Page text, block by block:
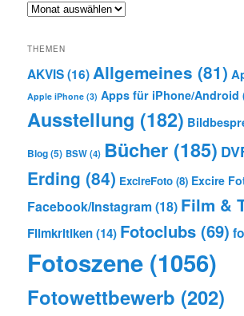
Archiv
THEMEN
AKVIS(16) Allgemeines (81)
Apple iPhone (3) Apps für iPhone/Android
Ausstellung (182)
Blog(5) BSW(4) Bücher (185)
Erding (84) ExcireFoto (8) Excire
Facebook/Instagram (18) Film &
Filmkritiken(14) Fotoclubs (69)
Fotoszene (1056)
Fotowettbewerb (202)